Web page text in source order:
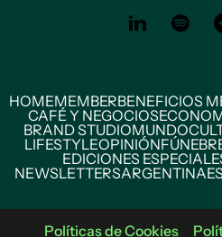
HOMEMEMBERBENEFICIOS
CAFÉ Y NEGOCIOS
BRAND STUDIOMUNDO
LIFESTYLEOPINIÓN
EDICIONES
NEWSLETTERSARGENTINA
Políticas de Cookies